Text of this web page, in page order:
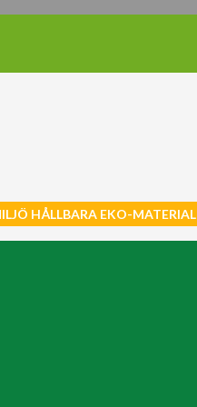
HÅLLBARA EKO-MATERIAL